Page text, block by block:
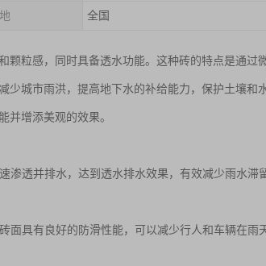
全国
颗粒感，同时具备透水功能。这种砖的特点是通过
少城市雨洪，提高地下水的补给能力，保护土壤和
并增添美观的效果。
渗透并排水，达到透水排水效果，有效减少雨水滞
面具有良好的防滑性能，可以减少行人和车辆在雨